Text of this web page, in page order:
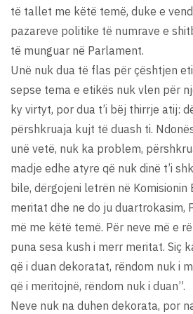
të tallet me këtë temë, duke e
pazareve politike të numrave e
të munguar në Parlament.
Unë nuk dua të flas për çështjen
sepse tema e etikës nuk vlen për
ky virtyt, por dua t’i bëj thirrje atij:
përshkruaja kujt të duash ti.
unë vetë, nuk ka problem,
madje edhe atyre që nuk dinë t’i
bile, dërgojeni letrën në Komisionin
meritat dhe ne do ju duartrokasim,
më me këtë temë. Për neve më e
puna sesa kush i merr meritat. Siç
që i duan dekoratat, rëndom nuk i
që i meritojnë, rëndom nuk i duan”.
Neve nuk na duhen dekorata, por